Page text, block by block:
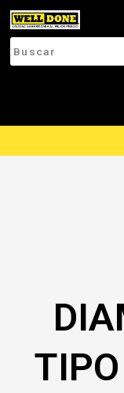
contenido